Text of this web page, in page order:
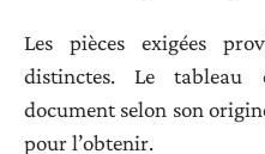
Les pièces exigées
distinctes. Le tableau
document selon son
pour l’obtenir.